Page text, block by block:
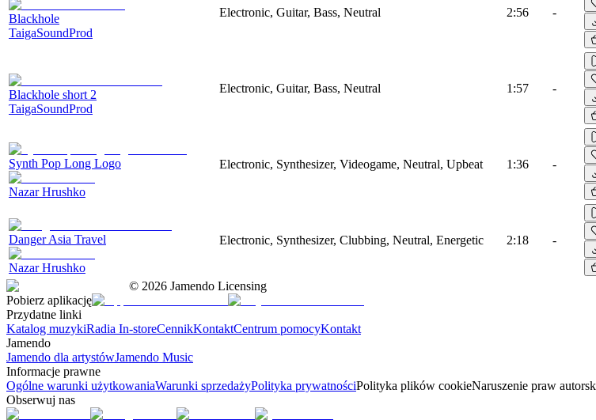
Blackhole
TaigaSoundProd
Electronic, Guitar, Bass, Neutral 2:56 -
Blackhole short 2
TaigaSoundProd
Electronic, Guitar, Bass, Neutral 1:57 -
Synth Pop Long Logo
Nazar Hrushko
Electronic, Synthesizer, Videogame, Neutral, Upbeat 1:36 -
Danger Asia Travel
Nazar Hrushko
Electronic, Synthesizer, Clubbing, Neutral, Energetic 2:18 -
© 2026 Jamendo Licensing
Pobierz aplikację
Przydatne linki
Katalog muzykiRadia In-storeCennikKontaktCentrum pomocyKontakt
Jamendo
Jamendo dla artystówJamendo Music
Informacje prawne
Ogólne warunki użytkowaniaWarunki sprzedażyPolityka prywatnościPolityka plików cookieNaruszenie praw
Obserwuj nas